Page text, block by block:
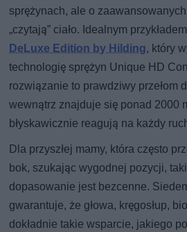
sprężynach, ale o
„czytają” ciało. Idealnym
DeLuxe Edition by Hilding, który
technologię sprężyn Unique HD
rozwiązanie to prawdziwy przełom
wewnątrz znajduje się ponad 2000
błyskawicznie reagują na każdy
Dla przyszłej mamy, która często
bok, szukając wygodnej pozycji,
dopasowanie jest bezcenne.
gwarantuje, że głowa, kręgosłup,
dokładnie takie wsparcie, jakiego